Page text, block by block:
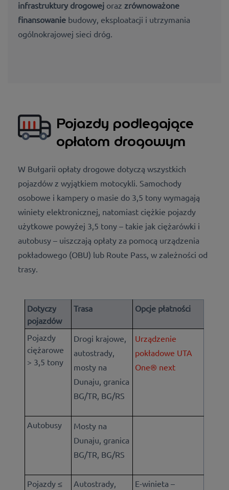
infrastruktury drogowej oraz zrównoważone
finansowanie budowy, eksploatacji i utrzymania
ogólnokrajowej sieci dróg.
Pojazdy podlegające
opłatom drogowym
W Bułgarii opłaty drogowe dotyczą wszystkich
pojazdów z wyjątkiem motocykli. Samochody
osobowe i kampery o masie do 3,5 tony wymagają
winiety elektronicznej, natomiast ciężkie pojazdy
użytkowe powyżej 3,5 tony – takie jak ciężarówki i
autobusy – uiszczają opłaty za pomocą urządzenia
pokładowego (OBU) lub Route Pass, w zależności od
trasy.
Dotyczy
pojazdów
Trasa Opcje płatności
Pojazdy
ciężarowe
> 3,5 tony
Drogi krajowe,
autostrady,
mosty na
Dunaju, granica
BG/TR, BG/RS
Urządzenie
pokładowe UTA
One® next
Autobusy
Mosty na
Dunaju, granica
BG/TR, BG/RS
Pojazdy ≤
Autostrady,
E-winieta –